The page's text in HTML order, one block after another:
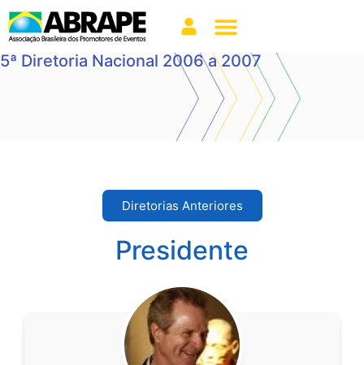
5ª Diretoria Nacional 2006 a 2007
Diretorias Anteriores
Presidente